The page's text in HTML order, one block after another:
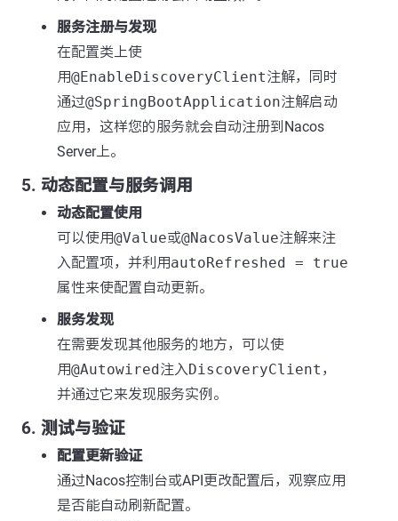
服务注册与发现
在配置类上使
用@EnableDiscoveryClient注解，同时
通过@SpringBootApplication注解启动
应用，这样您的服务就会自动注册到Nacos
Server上。
5. 动态配置与服务调用
动态配置使用
可以使用@Value或@NacosValue注解来注
入配置项，并利用autoRefreshed = true
属性来使配置自动更新。
服务发现
在需要发现其他服务的地方，可以使
用@Autowired注入DiscoveryClient ，
并通过它来发现服务实例。
6. 测试与验证
配置更新验证
通过Nacos控制台或API更改配置后，观察应用
是否能自动刷新配置。